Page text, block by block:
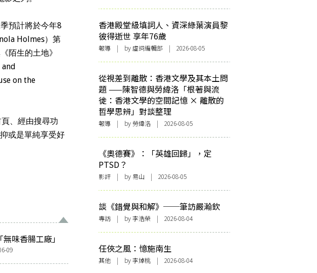
預計將於今年8
Holmes）第
陌生的土地》
on the
、經由搜尋功
或是單純享受好
味香腸工廠」
《全信沒收》
09
香港殿堂級填詞人、資深綠葉演員黎
彼得逝世 享年76歲
報導 | by 虛詞編輯部 | 2026-08-05
從視差到離散：香港文學及其本土問
題 ——陳智德與勞緯洛「根著與流
徙：香港文學的空間記憶 × 離散的
哲學思辨」對談整理
報導 | by 勞緯洛 | 2026-08-05
《奧德賽》：「英雄回歸」，定
PTSD？
影評 | by 易山 | 2026-08-05
談《錯覺與和解》──筆訪嚴瀚欽
專訪 | by 李浩榮 | 2026-08-04
任俠之風：憶施南生
其他 | by 李焯桃 | 2026-08-04